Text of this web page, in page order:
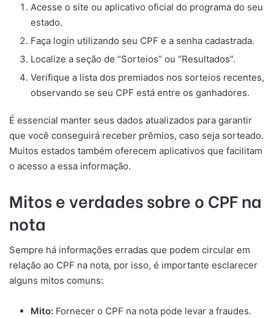
Acesse o site ou aplicativo oficial do programa do seu
estado.
Faça login utilizando seu CPF e a senha cadastrada.
Localize a seção de “Sorteios” ou “Resultados”.
Verifique a lista dos premiados nos sorteios recentes,
observando se seu CPF está entre os ganhadores.
É essencial manter seus dados atualizados para garantir
que você conseguirá receber prêmios, caso seja sorteado.
Muitos estados também oferecem aplicativos que facilitam
o acesso a essa informação.
Mitos e verdades sobre o CPF na
nota
Sempre há informações erradas que podem circular em
relação ao CPF na nota, por isso, é importante esclarecer
alguns mitos comuns:
Mito: Fornecer o CPF na nota pode levar a fraudes.